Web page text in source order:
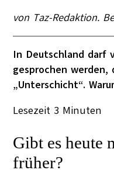
von Taz-Redaktion.
In Deutschland darf
gesprochen
„Unterschicht“.
Lesezeit 3 Minuten
Gibt es heute
früher?